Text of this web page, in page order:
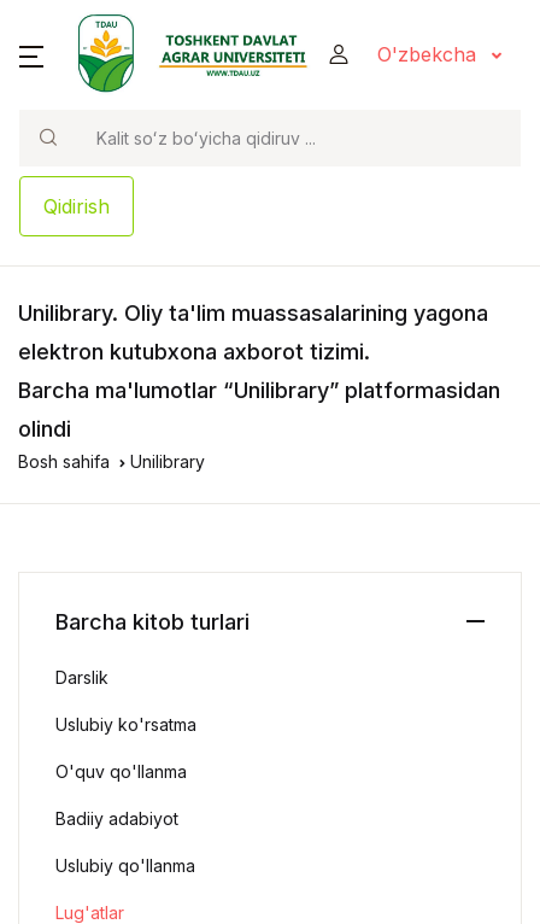
O'zbekcha
Qidirish
Unilibrary. Oliy ta'lim muassasalarining yagona
elektron kutubxona axborot tizimi.
Barcha ma'lumotlar “Unilibrary” platformasidan
olindi
Bosh sahifa Unilibrary
Barcha kitob turlari
Darslik
Uslubiy ko'rsatma
O'quv qo'llanma
Badiiy adabiyot
Uslubiy qo'llanma
Lug'atlar